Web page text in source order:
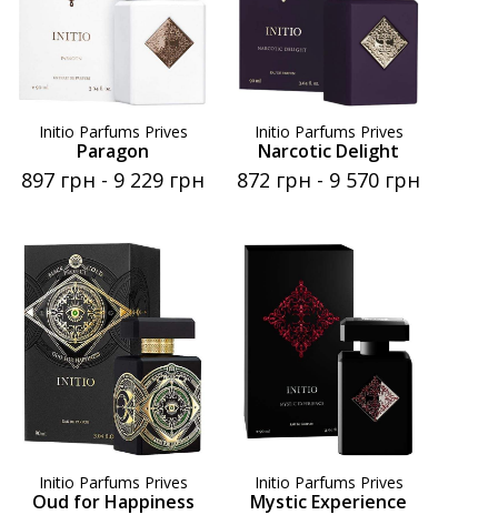
Initio Parfums Prives
Paragon
897 грн - 9 229 грн
Initio Parfums Prives
Narcotic Delight
872 грн - 9 570 грн
Initio Parfums Prives
Oud for Happiness
Initio Parfums Prives
Mystic Experience